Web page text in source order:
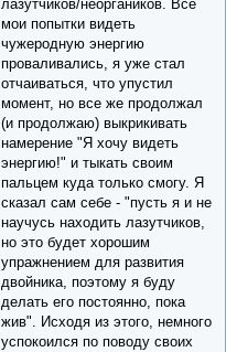
лазутчиков/неоргаников. Все
мои попытки видеть
чужеродную энергию
проваливались, я уже стал
отчаиваться, что упустил
момент, но все же продолжал
(и продолжаю) выкрикивать
намерение "Я хочу видеть
энергию!" и тыкать своим
пальцем куда только смогу. Я
сказал сам себе - "пусть я и не
научусь находить лазутчиков,
но это будет хорошим
упражнением для развития
двойника, поэтому я буду
делать его постоянно, пока
жив". Исходя из этого, немного
успокоился по поводу своих